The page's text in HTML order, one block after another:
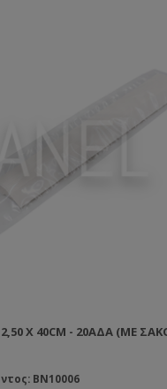
X 40CM - 20ΑΔΑ (ΜΕ
BN10006